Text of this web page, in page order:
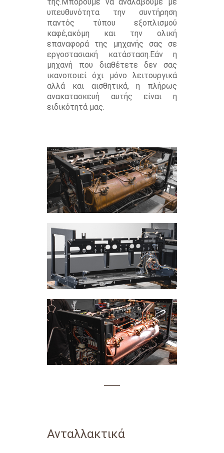
υπευθυνότητα την συντήρηση
παντός τύπου εξοπλισμού
καφέ,ακόμη και την ολική
επαναφορά της μηχανής σας σε
εργοστασιακή κατάσταση.Εάν η
μηχανή που διαθέτετε δεν σας
ικανοποιεί όχι μόνο λειτουργικά
αλλά και αισθητικά, η πλήρως
ανακατασκευή αυτής είναι η
ειδικότητά μας.
Ανταλλακτικά